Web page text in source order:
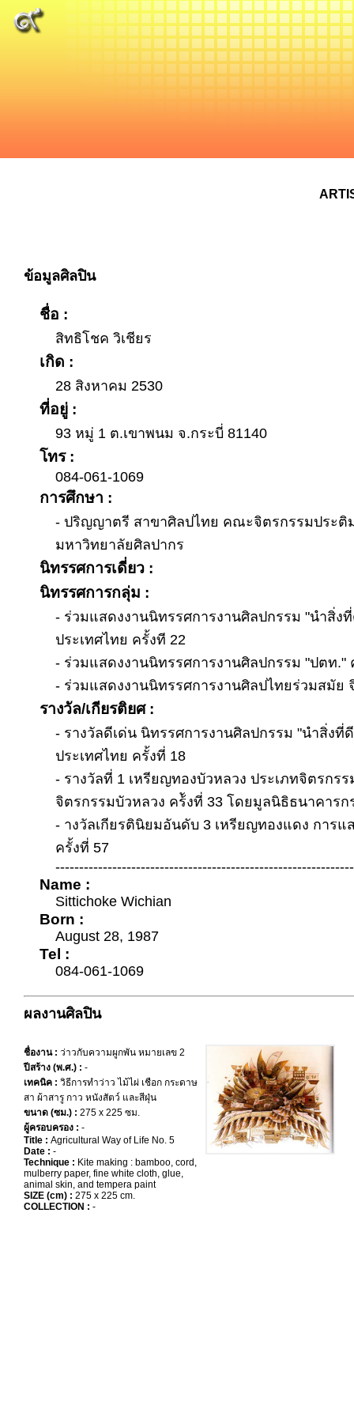
ข้อมูลศิลปิน
ชื่อ :
สิทธิโชค วิเชียร
เกิด :
28 สิงหาคม 2530
ที่อยู่ :
93 หมู่ 1 ต.เขาพนม จ.กระบี่ 81140
โทร :
084-061-1069
การศึกษา :
- ปริญญาตรี สาขาศิลปไทย คณะจิตรกรรมประติ
มหาวิทยาลัยศิลปากร
นิทรรศการเดี่ยว :
นิทรรศการกลุ่ม :
- ร่วมแสดงงานนิทรรศการงานศิลปกรรม "นำสิ่ง
ประเทศไทย ครั้งที 22
- ร่วมแสดงงานนิทรรศการงานศิลปกรรม "ปตท."
- ร่วมแสดงงานนิทรรศการงานศิลปไทยร่วมสมัย
รางวัล/เกียรติยศ :
- รางวัลดีเด่น นิทรรศการงานศิลปกรรม "นำสิ่ง
ประเทศไทย ครั้งที่ 18
- รางวัลที่ 1 เหรียญทองบัวหลวง ประเภทจิตรกร
จิตรกรรมบัวหลวง คร้ังที่ 33 โดยมูลนิธิธนาคารก
- างวัลเกียรตินิยมอันดับ 3 เหรียญทองแดง การ
ครั้งที่ 57
Name :
Sittichoke Wichian
Born :
August 28, 1987
Tel :
084-061-1069
ผลงานศิลปิน
ชื่องาน : ว่าวกับความผูกพัน หมายเลข 2
ปีสร้าง (พ.ศ.) : -
เทคนิค : วิธีการทำว่าว ไม้ไผ่ เชือก กระดาษ
สา ผ้าสารู กาว หนังสัตว์ และสีฝุ่น
ขนาด (ซม.) : 275 x 225 ซม.
ผู้ครอบครอง : -
Title : Agricultural Way of Life No. 5
Date : -
Technique : Kite making : bamboo, cord,
mulberry paper, fine white cloth, glue,
animal skin, and tempera paint
SIZE (cm) : 275 x 225 cm.
COLLECTION : -